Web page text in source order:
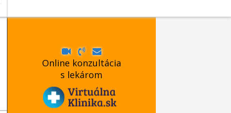
Online konzultácia
s lekárom